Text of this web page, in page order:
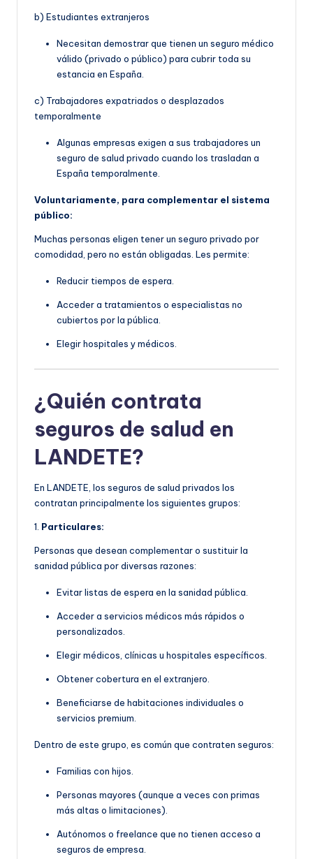
b) Estudiantes extranjeros
Necesitan demostrar que tienen un seguro médico
válido (privado o público) para cubrir toda su
estancia en España.
c) Trabajadores expatriados o desplazados
temporalmente
Algunas empresas exigen a sus trabajadores un
seguro de salud privado cuando los trasladan a
España temporalmente.
Voluntariamente, para complementar el sistema
público:
Muchas personas eligen tener un seguro privado por
comodidad, pero no están obligadas. Les permite:
Reducir tiempos de espera.
Acceder a tratamientos o especialistas no
cubiertos por la pública.
Elegir hospitales y médicos.
¿Quién contrata
seguros de salud en
LANDETE?
En LANDETE, los seguros de salud privados los
contratan principalmente los siguientes grupos:
1. Particulares:
Personas que desean complementar o sustituir la
sanidad pública por diversas razones:
Evitar listas de espera en la sanidad pública.
Acceder a servicios médicos más rápidos o
personalizados.
Elegir médicos, clínicas u hospitales específicos.
Obtener cobertura en el extranjero.
Beneficiarse de habitaciones individuales o
servicios premium.
Dentro de este grupo, es común que contraten seguros:
Familias con hijos.
Personas mayores (aunque a veces con primas
más altas o limitaciones).
Autónomos o freelance que no tienen acceso a
seguros de empresa.